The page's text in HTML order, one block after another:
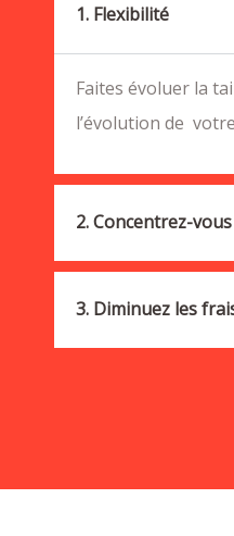
1. Flexibilité
Faites évoluer la
l’évolution de
2. Concentrez-
3. Diminuez les